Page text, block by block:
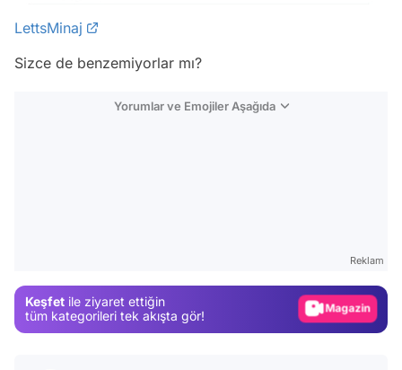
LettsMinaj
Sizce de benzemiyorlar mı?
Yorumlar ve Emojiler Aşağıda
Reklam
Keşfet ile ziyaret ettiğin
tüm kategorileri tek akışta gör!
Video